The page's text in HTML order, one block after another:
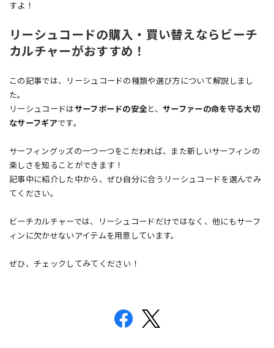
すよ！
リーシュコードの購入・買い替えならビーチ
カルチャーがおすすめ！
この記事では、リーシュコードの種類や選び方について解説しまし
た。
リーシュコードはサーフボードの安全と、サーファーの命を守る大切
なサーフギアです。
サーフィングッズの一つ一つをこだわれば、また新しいサーフィンの
楽しさを知ることができます！
記事中に紹介した中から、ぜひ自分に合うリーシュコードを選んでみ
てください。
ビーチカルチャーでは、リーシュコードだけではなく、他にもサーフ
ィンに欠かせないアイテムを用意しています。
ぜひ、チェックしてみてください！